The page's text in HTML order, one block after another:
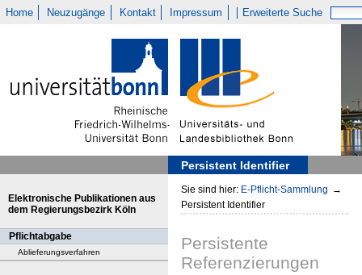
Home Neuzugänge Kontakt Impressum Erweiterte Suche
Persistent Identifier
Elektronische Publikationen aus
dem Regierungsbezirk Köln
Pflichtabgabe
Ablieferungsverfahren
Sie sind hier: E-Pflicht-Sammlung →
Persistent Identifier
Persistente
Referenzierungen